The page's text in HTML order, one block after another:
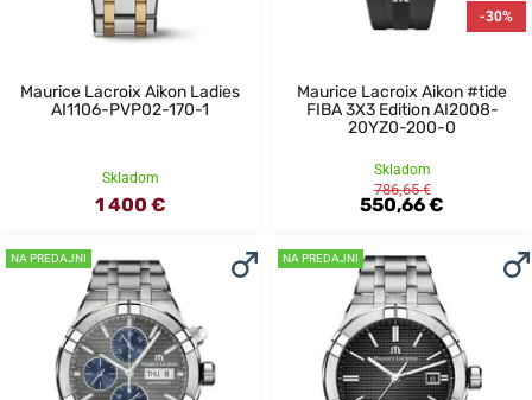
Maurice Lacroix Aikon Ladies
AI1106-PVP02-170-1
Skladom
1 400 €
-30%
Maurice Lacroix Aikon #tide
FIBA 3X3 Edition AI2008-
20YZ0-200-0
Skladom
786,65 €
550,66 €
NA PREDAJNI NA PREDAJNI